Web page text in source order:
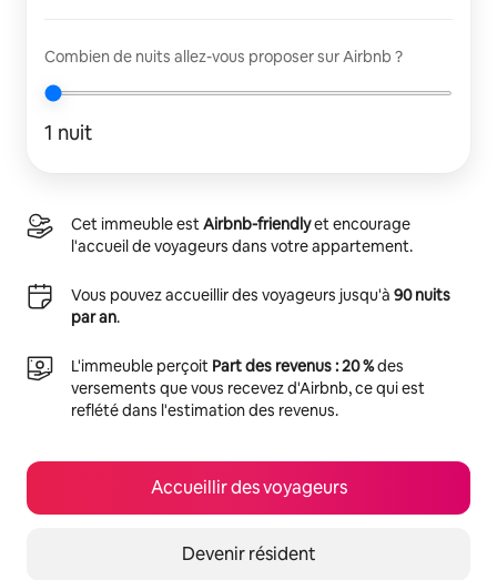
Combien de nuits allez-vous proposer sur Airbnb ?
1 nuit
Cet immeuble est Airbnb-friendlyet encourage
l'accueil de voyageurs dans votre appartement.
Vous pouvez accueillir des voyageurs jusqu'à 90 nuits
par an.
L'immeuble perçoit Part des revenus : 20 %des
versements que vous recevez d'Airbnb, ce qui est
reflété dans l'estimation des revenus.
Accueillir des voyageurs
Devenir résident